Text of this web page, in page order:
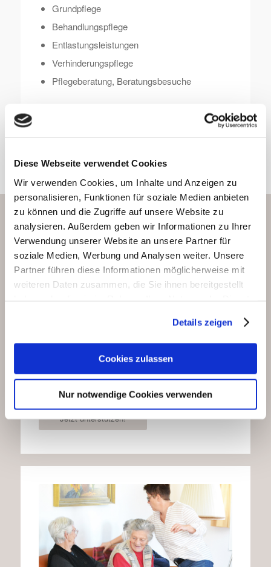
Diese Webseite verwendet Cookies
Wir verwenden Cookies, um Inhalte und Anzeigen zu
personalisieren, Funktionen für soziale Medien anbieten
zu können und die Zugriffe auf unsere Website zu
analysieren. Außerdem geben wir Informationen zu Ihrer
Verwendung unserer Website an unsere Partner für
soziale Medien, Werbung und Analysen weiter. Unsere
Partner führen diese Informationen möglicherweise mit
weiteren Daten zusammen, die Sie ihnen bereitgestellt
Details zeigen
Cookies zulassen
Nur notwendige Cookies verwenden
Grundpflege
Behandlungspflege
Entlastungsleistungen
Verhinderungspflege
Pflegeberatung, Beratungsbesuche
Gemeinsam geht’s besser.
Das Christliche Sozialwerk Raubling ist ein
eingetragener, gemeinnütziger Verein von
BürgerInnen der Gemeinde Raubling. Unser
Verein ist assoziiertes Mitglied im
Caritasverband der Erzdiözese München und
Mit Ihrer Mitgliedschaft unterstützen Sie
Unser
gemeinsames Anliegen ist es, dass
Gemeindebürger auch im Alter und bei Krankheit
so lange wie möglich in ihrem Zuhause leben
können.
Jetzt unterstützen!